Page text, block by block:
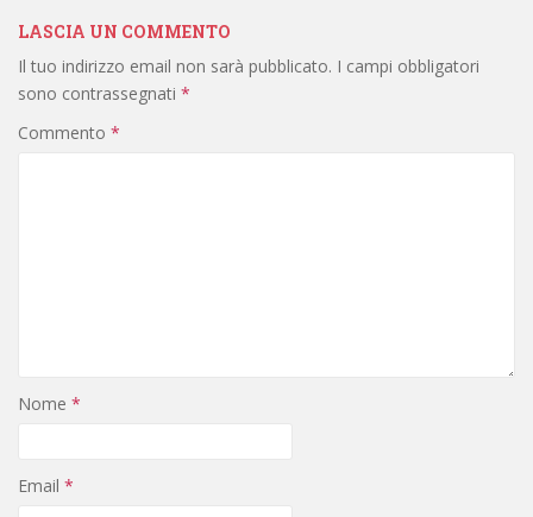
LASCIA UN COMMENTO
Il tuo indirizzo email non sarà pubblicato. I campi obbligatori
sono contrassegnati *
Commento *
Nome *
Email *